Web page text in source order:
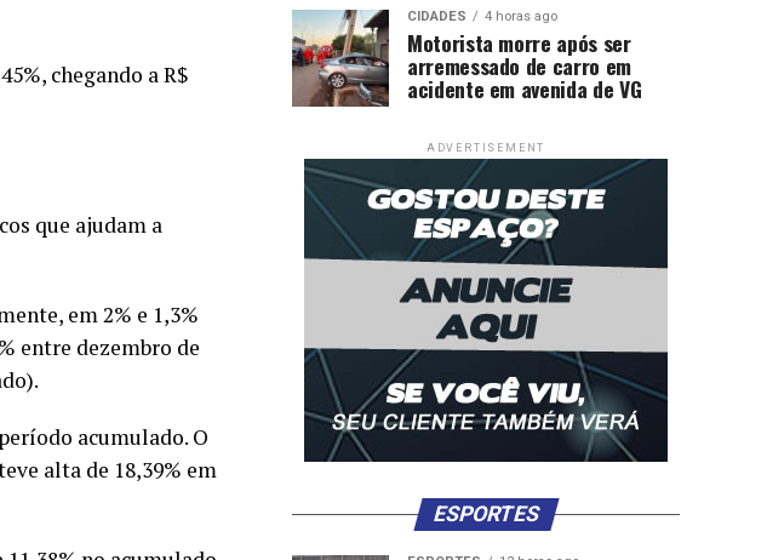
chegando a R$
que ajudam a
em 2% e 1,3%
entre dezembro de
acumulado. O
alta de 18,39% em
CIDADES 4 horas ago
Motorista morre após ser
arremessado de carro em
acidente em avenida de VG
ADVERTISEMENT
ESPORTES